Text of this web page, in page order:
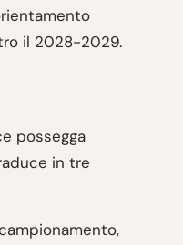
il 2028-2029.
possegga
in tre